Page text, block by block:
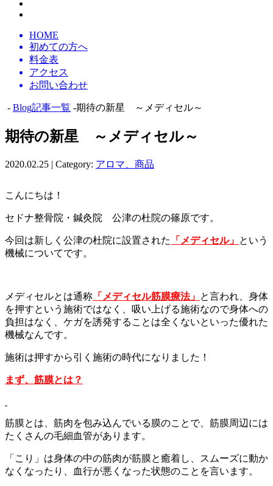
HOME
初めての方へ
料金表
アクセス
お問い合わせ
- Blog記事一覧 -期待の新星 ～メディセル～
期待の新星 ～メディセル～
2020.02.25 | Category: アロマ、商品
こんにちは！
セドナ整骨院・鍼灸院 公津の杜院の篠原です。
今回は新しく公津の杜院に設置された 「メディセル」 という
機械についてです。
メディセルとは通称 「メディセル筋膜療法」 と言われ、身体
を押すという施術ではなく、吸い上げる施術なので身体への
負担はなく、ケガを誘発することは全くないといった優れた
機械なんです。
施術は押すから引く施術の時代になりました！
まず、筋膜とは？
筋膜とは、筋肉を包み込んでいる膜のことで、筋膜周辺には
たくさんの毛細血管があります。
「こり」は身体の中の筋肉が筋膜と癒着し、スムーズに動か
なくなったり、血行が悪くなった状態のことを言います。